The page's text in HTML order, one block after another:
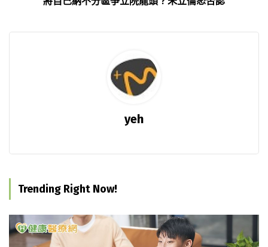
yeh
Trending Right Now!